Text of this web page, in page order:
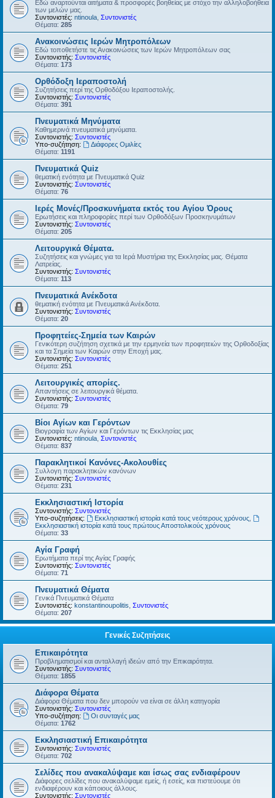
Εδώ αναρτούνται αιτήματα & προσφορές βοηθείας με στόχο την αλληλοβοήθεια
των μελών μας.
Συντονιστές: ntinoula Συντονιστές
Θέματα: 285
Ανακοινώσεις Ιερών Μητροπόλεων
Εδώ τοποθετήστε τις Ανακοινώσεις των Ιερών Μητροπόλεων σας
Συντονιστής: Συντονιστές
Θέματα: 173
Ορθόδοξη Ιεραποστολή
Συζητήσεις περί της Ορθοδόξου Ιεραποστολής.
Συντονιστής: Συντονιστές
Θέματα: 391
Πνευματικά Μηνύματα
Καθημερινά πνευματικά μηνύματα.
Συντονιστής: Συντονιστές
Υπο-συζήτηση:
Διάφορες Ομιλίες
Θέματα: 1191
Πνευματικά Quiz
θεματική ενότητα με Πνευματικά Quiz
Συντονιστής: Συντονιστές
Θέματα: 76
Ιερές Μονές/Προσκυνήματα εκτός του Αγίου Όρους
Ερωτήσεις και πληροφορίες περί των Ορθοδόξων Προσκηνυμάτων
Συντονιστής: Συντονιστές
Θέματα: 205
Λειτουργικά Θέματα.
Συζητήσεις και γνώμες για τα Ιερά Μυστήρια της Εκκλησίας μας. Θέματα
Λατρείας.
Συντονιστής: Συντονιστές
Θέματα: 113
Πνευματικά Ανέκδοτα
θεματική ενότητα με Πνευματικά Ανέκδοτα.
Συντονιστής: Συντονιστές
Θέματα: 20
Προφητείες-Σημεία των Καιρών
Γενικότερη συζήτηση σχετικά με την ερμηνεία των προφητειών της Ορθοδοξίας
και τα Σημεία των Καιρών στην Εποχή μας.
Συντονιστής: Συντονιστές
Θέματα: 251
Λειτουργικές απορίες.
Απαντήσεις σε λειτουργικά θέματα.
Συντονιστής: Συντονιστές
Θέματα: 79
Βίοι Αγίων και Γερόντων
Βιογραφία των Αγίων και Γερόντων τις Εκκλησίας μας
Συντονιστές: ntinoula Συντονιστές
Θέματα: 837
Παρακλητικοί Κανόνες-Ακολουθίες
Συλλογη παρακλητικών κανόνων
Συντονιστής: Συντονιστές
Θέματα: 231
Εκκλησιαστική Ιστορία
Συντονιστής: Συντονιστές
Υπο-συζητήσεις:
Εκκλησιαστική ιστορία κατά τους νεότερους χρόνους,
Εκκλησιαστική ιστορία κατά τους πρώτους Αποστολικούς χρόνους
Θέματα: 33
Αγία Γραφή
Ερωτήματα περί της Αγίας Γραφής
Συντονιστής: Συντονιστές
Θέματα: 71
Πνευματικά Θέματα
Γενικά Πνευματικά Θέματα
Συντονιστές: konstantinoupolitis Συντονιστές
Θέματα: 207
Γενικές Συζητήσεις
Επικαιρότητα
Προβληματισμοί και ανταλλαγή ιδεών από την Επικαιρότητα.
Συντονιστής: Συντονιστές
Θέματα: 1855
Διάφορα Θέματα
Διάφορα Θέματα που δεν μπορούν να είναι σε άλλη κατηγορία
Συντονιστής: Συντονιστές
Υπο-συζήτηση:
Οι συνταγές μας
Θέματα: 1762
Εκκλησιαστική Επικαιρότητα
Συντονιστής: Συντονιστές
Θέματα: 702
Σελίδες που ανακαλύψαμε και ίσως σας ενδιαφέρουν
Διάφορες σελίδες που ανακαλύψαμε εμείς, ή εσείς, και πιστεύουμε ότι
ενδιαφέρουν και κάποιους άλλους.
Συντονιστής: Συντονιστές